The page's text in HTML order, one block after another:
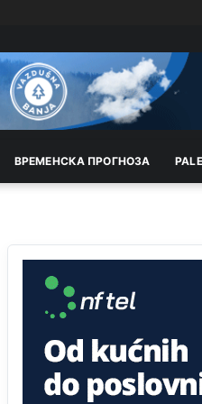
ВРEМEНСКА ПРОГНОЗА
pomoćnike (koji zapravo
političkih partija, a ne po želji
Анонимно2818605 11:28
BiH, u Bosni i Hercegovini je
stanovništva starijeg od 10
tehnologijama, čak 33,4%
uopšte nema pristup
(desktop, laptop ili tablet
Анонимно2818605
11:34
Najveći dio populacije starije
uopšte ne koristi internet, niti
računarima